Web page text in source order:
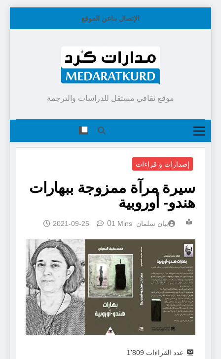
الإتصال بناعن الموقع
موقع ثقافي مستقل للدراسات والترجمة
إصدارات و قراءات
سيرة مرآة ممزوجة ببهارات
هندو- أوروبية
بيان سلمان 2021-09-25 01 Mins
عدد القراءات 1٬809